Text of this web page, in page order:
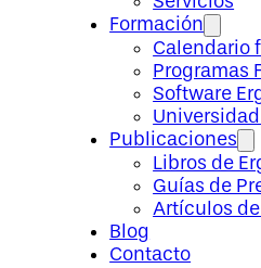
Formación
Calendario
Programas
Software
Publicaciones
Libros de
Guías de
Artículos
Blog
Contacto